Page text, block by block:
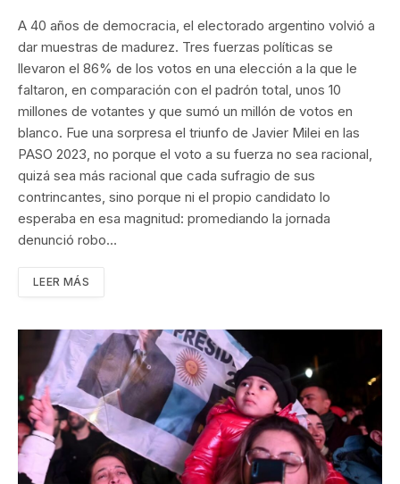
A 40 años de democracia, el electorado argentino volvió a
dar muestras de madurez. Tres fuerzas políticas se
llevaron el 86% de los votos en una elección a la que le
faltaron, en comparación con el padrón total, unos 10
millones de votantes y que sumó un millón de votos en
blanco. Fue una sorpresa el triunfo de Javier Milei en las
PASO 2023, no porque el voto a su fuerza no sea racional,
quizá sea más racional que cada sufragio de sus
contrincantes, sino porque ni el propio candidato lo
esperaba en esa magnitud: promediando la jornada
denunció robo…
LEER MÁS